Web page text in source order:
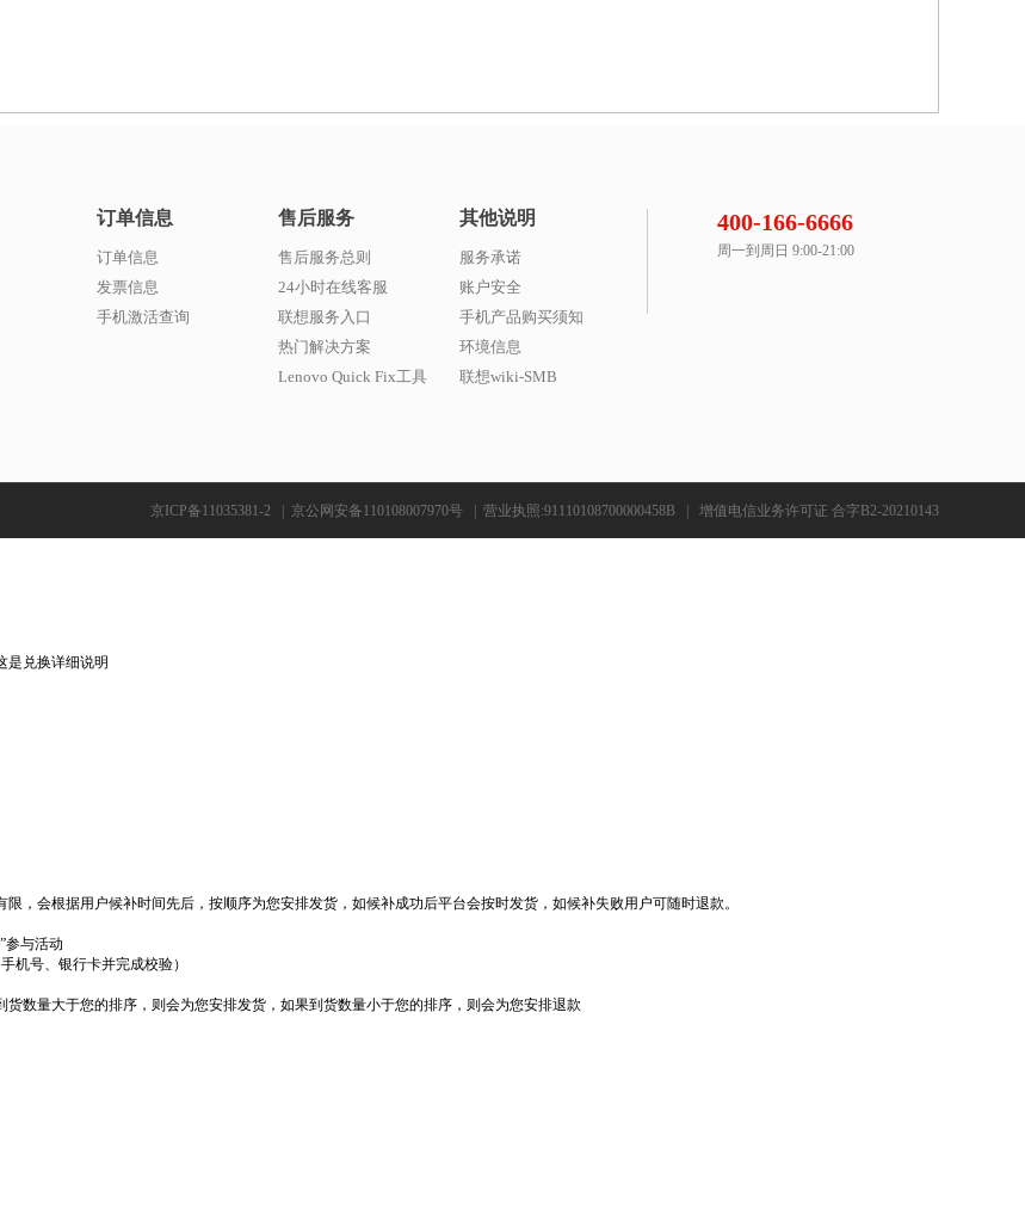
订单信息
订单信息
发票信息
手机激活查询
售后服务
售后服务总则
24小时在线客服
联想服务入口
热门解决方案
Lenovo Quick Fix工具
其他说明
服务承诺
账户安全
手机产品购买须知
环境信息
联想wiki-SMB
400-166-6666
周一到周日 9:00-21:00
京ICP备11035381-2 京公网安备110108007970号 营业执照:91110108700000458B 增值电信业务许可证 合字B2-20210143
是兑换详细说明
，会根据用户候补时间先后，按顺序为您安排发货，如候补成功后平台会按时发货，如候补失败用户可随时退款。
参与活动
机号、银行卡并完成校验）
数量大于您的排序，则会为您安排发货，如果到货数量小于您的排序，则会为您安排退款